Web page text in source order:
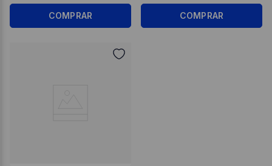
COMPRAR COMPRAR